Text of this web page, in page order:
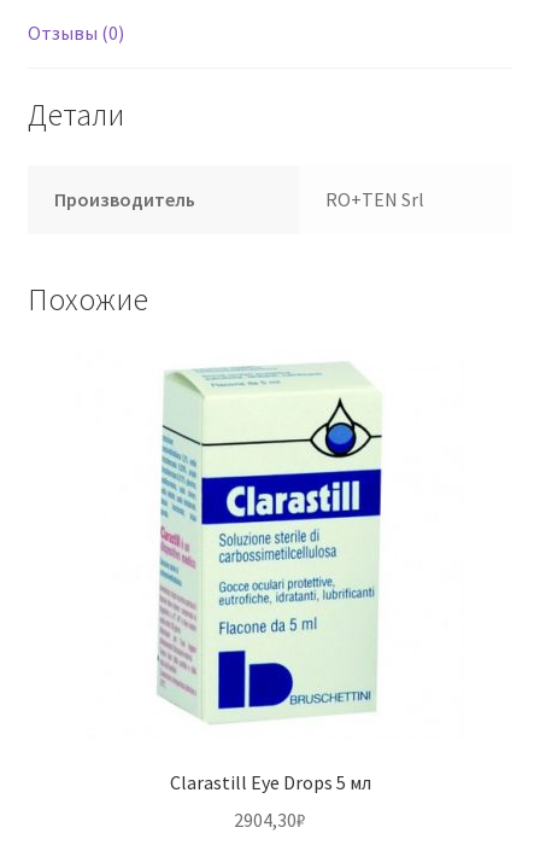
Отзывы (0)
Детали
Производитель RO+TEN Srl
Похожие
Clarastill Eye Drops 5 мл
2904,30₽